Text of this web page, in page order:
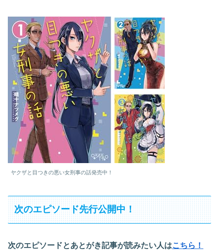
ヤクザと目つきの悪い女刑事の話発売中！
次のエピソード先行公開中！
次のエピソードとあとがき記事が読みたい人はこちら！